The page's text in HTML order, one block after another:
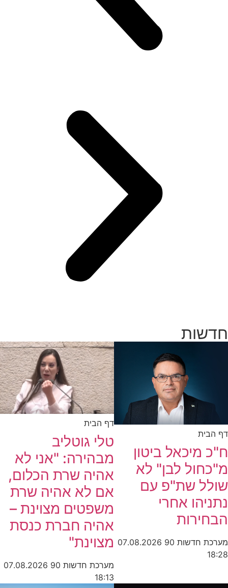
חדשות
דף הבית
ח"כ מיכאל ביטון
מ"כחול לבן" לא
שולל שת"פ עם
נתניהו אחרי
הבחירות
מערכת חדשות 90
07.08.2026
18:28
דף הבית
טלי גוטליב
מבהירה: "אני לא
אהיה שרת הכלום,
אם לא אהיה שרת
משפטים מצוינת –
אהיה חברת כנסת
מצוינת"
מערכת חדשות 90
07.08.2026
18:13